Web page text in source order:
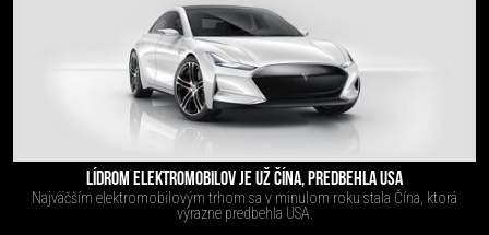
LÍDROM ELEKTROMOBILOV JE UŽ ČÍNA, PREDBEHLA USA
Najväčším elektromobilovým trhom sa v minulom roku stala Čína, ktorá
výrazne predbehla USA.